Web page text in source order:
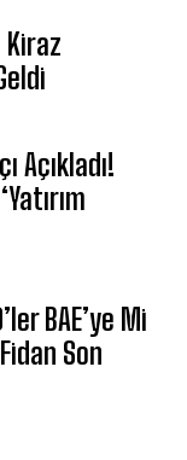
Kiraz
Açıkladı!
BAE’ye Mi
Son